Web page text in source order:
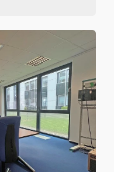
füllen
Die Datei
per Mail